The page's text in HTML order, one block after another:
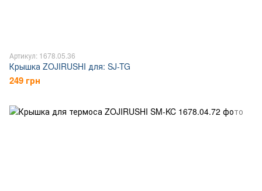
Артикул: 1678.05.36
Крышка ZOJIRUSHI для: SJ-TG
249 грн